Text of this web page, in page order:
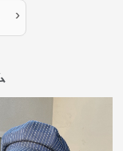
›